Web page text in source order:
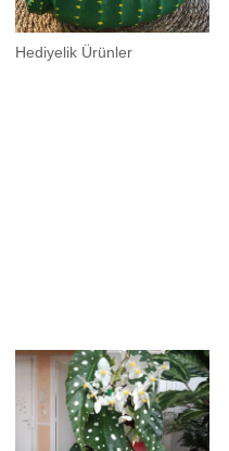
Hediyelik Ürünler